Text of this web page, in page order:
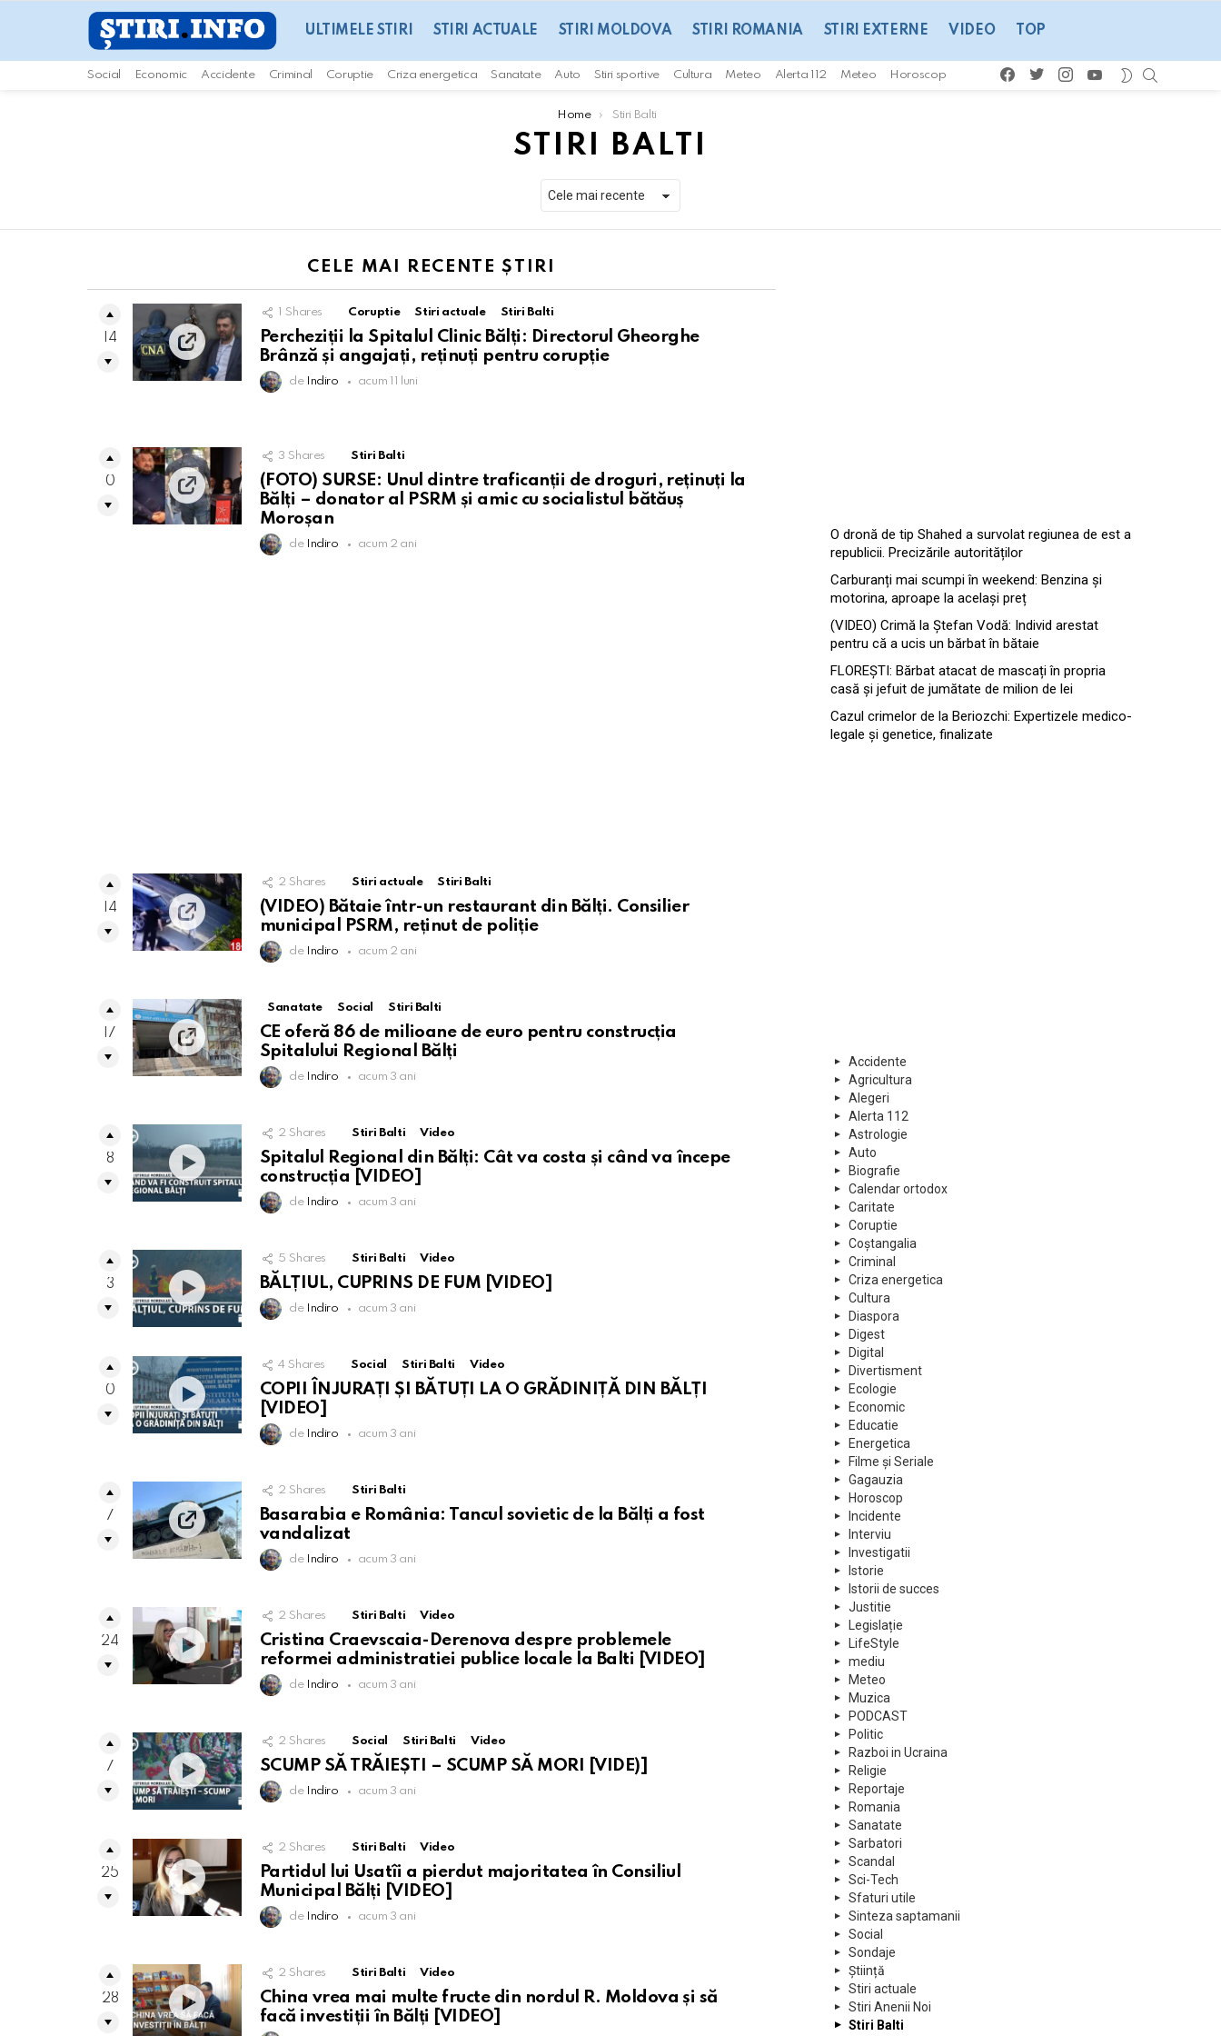
ULTIMELE STIRI STIRI ACTUALE STIRI MOLDOVA STIRI ROMANIA STIRI EXTERNE VIDEO TOP
Social Economic Accidente Criminal Coruptie Criza energetica Sanatate Auto Stiri sportive Cultura Meteo Alerta 112 Meteo Horoscop
facebooktwitterinstagramyoutube SWITCH
Home Stiri Balti
STIRI BALTI
CELE MAI RECENTE ȘTIRI
Shares Coruptie Stiri actuale Stiri Balti
Percheziții la Spitalul Clinic Bălți: Directorul Gheorghe
Brânză și angajați, reținuți pentru corupție
de Indiro acum 11 luni
14
3 Shares Stiri Balti
(FOTO) SURSE: Unul dintre traficanții de droguri, reținuți la
Bălți – donator al PSRM și amic cu socialistul bătăuș
Moroșan
de Indiro acum 2 ani
0
2 Shares Stiri actuale Stiri Balti
(VIDEO) Bătaie într-un restaurant din Bălți. Consilier
municipal PSRM, reținut de poliție
de Indiro acum 2 ani
14
Sanatate Social Stiri Balti
CE oferă 86 de milioane de euro pentru construcția
Spitalului Regional Bălți
de Indiro acum 3 ani
17
2 Shares Stiri Balti Video
Spitalul Regional din Bălți: Cât va costa și când va începe
construcția [VIDEO]
de Indiro acum 3 ani
8
5 Shares Stiri Balti Video
BĂLȚIUL, CUPRINS DE FUM [VIDEO]
de Indiro acum 3 ani
3
4 Shares Social Stiri Balti Video
COPII ÎNJURAȚI ȘI BĂTUȚI LA O GRĂDINIȚĂ DIN BĂLȚI
[VIDEO]
de Indiro acum 3 ani
0
2 Shares Stiri Balti
Basarabia e România: Tancul sovietic de la Bălți a fost
vandalizat
de Indiro acum 3 ani
7
2 Shares Stiri Balti Video
Cristina Craevscaia-Derenova despre problemele
reformei administratiei publice locale la Balti [VIDEO]
de Indiro acum 3 ani
24
2 Shares Social Stiri Balti Video
SCUMP SĂ TRĂIEȘTI – SCUMP SĂ MORI [VIDE)]
de Indiro acum 3 ani
7
2 Shares Stiri Balti Video
Partidul lui Usatîi a pierdut majoritatea în Consiliul
Municipal Bălți [VIDEO]
de Indiro acum 3 ani
25
2 Shares Stiri Balti Video
China vrea mai multe fructe din nordul R. Moldova și să
facă investiții în Bălți [VIDEO]
28
O dronă de tip Shahed a survolat regiunea de est a
republicii. Precizările autorităților
Carburanți mai scumpi în weekend: Benzina și
motorina, aproape la același preț
(VIDEO) Crimă la Ștefan Vodă: Individ arestat
pentru că a ucis un bărbat în bătaie
FLOREȘTI: Bărbat atacat de mascați în propria
casă și jefuit de jumătate de milion de lei
Cazul crimelor de la Beriozchi: Expertizele medico-
legale și genetice, finalizate
Accidente
Agricultura
Alegeri
Alerta 112
Astrologie
Auto
Biografie
Calendar ortodox
Caritate
Coruptie
Coștangalia
Criminal
Criza energetica
Cultura
Diaspora
Digest
Digital
Divertisment
Ecologie
Economic
Educatie
Energetica
Filme și Seriale
Gagauzia
Horoscop
Incidente
Interviu
Investigatii
Istorie
Istorii de succes
Justitie
Legislație
LifeStyle
mediu
Meteo
Muzica
PODCAST
Politic
Razboi in Ucraina
Religie
Reportaje
Romania
Sanatate
Sarbatori
Scandal
Sci-Tech
Sfaturi utile
Sinteza saptamanii
Social
Sondaje
Știință
Stiri actuale
Stiri Anenii Noi
Stiri Balti